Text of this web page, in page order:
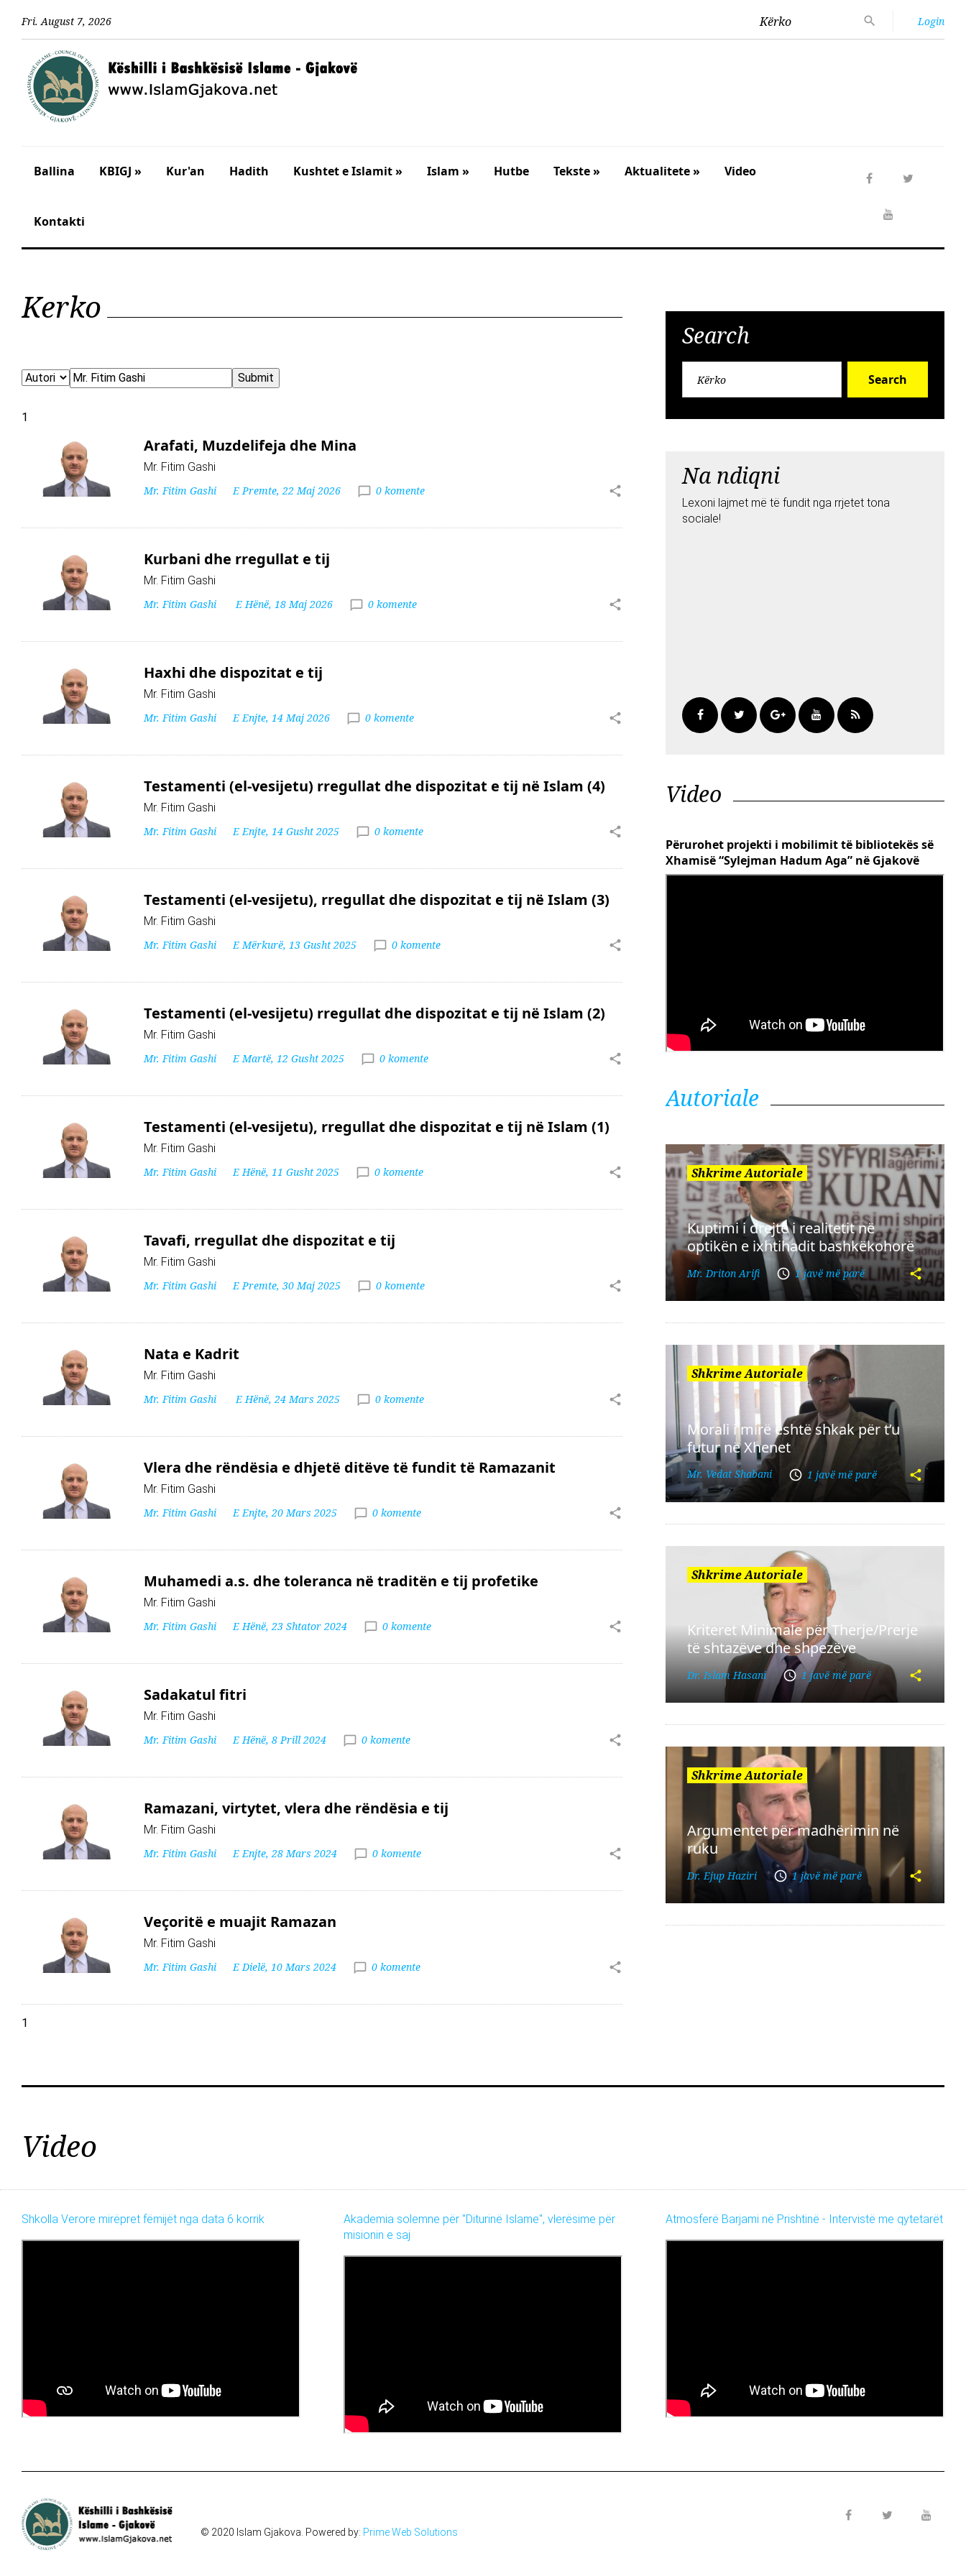
Fri. August 7, 2026 Kërko Login
Ballina KBIGJ » Kur'an Hadith Kushtet e Islamit » Islam » Hutbe Tekste » Aktualitete » Video
Kontakti
Kerko
1
Arafati, Muzdelifeja dhe Mina
Mr. Fitim Gashi
Mr. Fitim Gashi
E Premte, 22 Maj 2026 0 komente
Kurbani dhe rregullat e tij
Mr. Fitim Gashi
Mr. Fitim Gashi
E Hënë, 18 Maj 2026 0 komente
Haxhi dhe dispozitat e tij
Mr. Fitim Gashi
Mr. Fitim Gashi
E Enjte, 14 Maj 2026 0 komente
Testamenti (el-vesijetu) rregullat dhe dispozitat e tij në Islam (4)
Mr. Fitim Gashi
Mr. Fitim Gashi
E Enjte, 14 Gusht 2025 0 komente
Testamenti (el-vesijetu), rregullat dhe dispozitat e tij në Islam (3)
Mr. Fitim Gashi
Mr. Fitim Gashi
E Mërkurë, 13 Gusht 2025 0 komente
Testamenti (el-vesijetu) rregullat dhe dispozitat e tij në Islam (2)
Mr. Fitim Gashi
Mr. Fitim Gashi
E Martë, 12 Gusht 2025 0 komente
Testamenti (el-vesijetu), rregullat dhe dispozitat e tij në Islam (1)
Mr. Fitim Gashi
Mr. Fitim Gashi
E Hënë, 11 Gusht 2025 0 komente
Tavafi, rregullat dhe dispozitat e tij
Mr. Fitim Gashi
Mr. Fitim Gashi
E Premte, 30 Maj 2025 0 komente
Nata e Kadrit
Mr. Fitim Gashi
Mr. Fitim Gashi
E Hënë, 24 Mars 2025 0 komente
Vlera dhe rëndësia e dhjetë ditëve të fundit të Ramazanit
Mr. Fitim Gashi
Mr. Fitim Gashi
E Enjte, 20 Mars 2025 0 komente
Muhamedi a.s. dhe toleranca në traditën e tij profetike
Mr. Fitim Gashi
Mr. Fitim Gashi
E Hënë, 23 Shtator 2024 0 komente
Sadakatul fitri
Mr. Fitim Gashi
Mr. Fitim Gashi
E Hënë, 8 Prill 2024 0 komente
Ramazani, virtytet, vlera dhe rëndësia e tij
Mr. Fitim Gashi
Mr. Fitim Gashi
E Enjte, 28 Mars 2024 0 komente
Veçoritë e muajit Ramazan
Mr. Fitim Gashi
Mr. Fitim Gashi
E Dielë, 10 Mars 2024 0 komente
1
Search
Search
Na ndiqni
Lexoni lajmet më të fundit nga rrjetet tona
sociale!
Video
Përurohet projekti i mobilimit të bibliotekës së
Xhamisë “Sylejman Hadum Aga” në Gjakovë
Autoriale
Shkrime Autoriale
Kuptimi i drejtë i realitetit në
optikën e ixhtihadit bashkëkohorë
Mr. Driton Arifi 1 javë më parë
Shkrime Autoriale
Morali i mirë është shkak për t’u
futur në Xhenet
Mr. Vedat Shabani 1 javë më parë
Shkrime Autoriale
Kriteret Minimale për Therje/Prerje
të shtazëve dhe shpezëve
Dr. Islam Hasani 1 javë më parë
Shkrime Autoriale
Argumentet për madhërimin në
ruku
Dr. Ejup Haziri 1 javë më parë
Video
Shkolla Verore mirëpret fëmijët nga data 6 korrik
Akademia solemne për "Diturinë Islame", vlerësime për
misionin e saj
Atmosferë Barjami në Prishtinë - Intervistë me qytetarët
© 2020 Islam Gjakova. Powered by: Prime Web Solutions